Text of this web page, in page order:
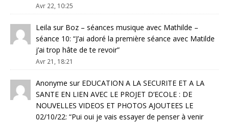
Avr 22, 10:25
Leila sur Boz – séances musique avec Mathilde –
séance 10: “J’ai adoré la première séance avec Matilde
j’ai trop hâte de te revoir”
Avr 21, 18:21
Anonyme sur EDUCATION A LA SECURITE ET A LA
SANTE EN LIEN AVEC LE PROJET D’ECOLE : DE
NOUVELLES VIDEOS ET PHOTOS AJOUTEES LE
02/10/22: “Pui oui je vais essayer de penser à venir